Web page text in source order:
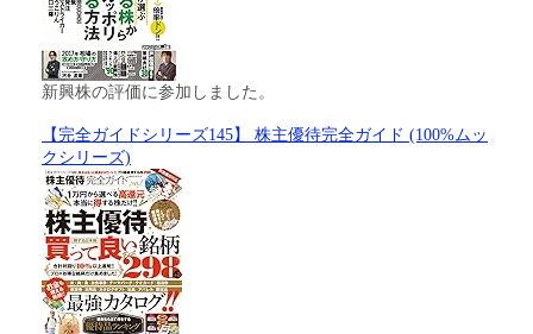
新興株の評価に参加しました。
【完全ガイドシリーズ145】 株主優待完全ガイド (100%ムッ
クシリーズ)